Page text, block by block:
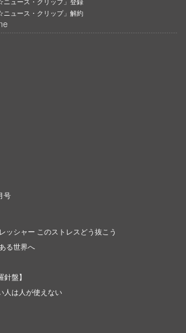
ュース・クリップ」解約
号
ッシャー このストレスどう抜こう
る世界へ
盤】
人は人が使えない